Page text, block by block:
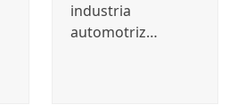
industria
automotriz…